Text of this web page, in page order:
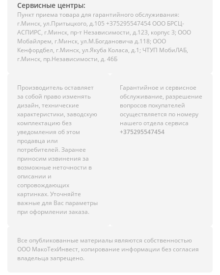
Сервисные центры:
Пункт приема товара для гарантийного обслуживания:
г.Минск, ул.Притыцкого, д.105 +375295547454 ООО БРСЦ-
АСПИРС, г.Минск, пр-т Независимости, д.123, корпус 3; ООО
Мобайлрем, г.Минск, ул.М.Богдановича д.118; ООО
Кенфордбел, г.Минск, ул.Якуба Коласа, д.1; ЧТУП МобиЛАБ,
г.Минск, пр.Независимости, д. 46Б
Производитель оставляет
за собой право изменять
дизайн, технические
характеристики, заводскую
комплектацию без
уведомления об этом
продавца или
потребителей. Заранее
приносим извинения за
возможные неточности в
описании и
сопровождающих
картинках. Уточняйте
важные для Вас параметры
при оформлении заказа.
Гарантийное и сервисное
обслуживание, разрешение
вопросов покупателей
осуществляется по номеру
нашего отдела сервиса
+375295547454
Все опубликованные материалы являются собственностью
ООО МакоТехИнвест, копирование информации без согласия
владельца запрещено.